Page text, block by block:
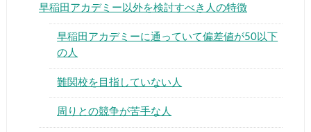
早稲田アカデミー以外を検討すべき人の特徴
早稲田アカデミーに通っていて偏差値が50以下
の人
難関校を目指していない人
周りとの競争が苦手な人